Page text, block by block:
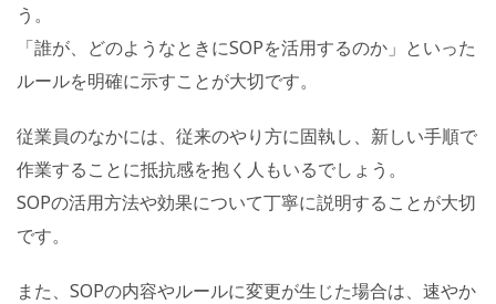
う。
「誰が、どのようなときにSOPを活用するのか」といった
ルールを明確に示すことが大切です。
従業員のなかには、従来のやり方に固執し、新しい手順で
作業することに抵抗感を抱く人もいるでしょう。
SOPの活用方法や効果について丁寧に説明することが大切
です。
また、SOPの内容やルールに変更が生じた場合は、速やか